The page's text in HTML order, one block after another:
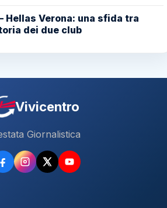
Hellas Verona: una sfida tra
dei due club
Vivicentro
Giornalistica